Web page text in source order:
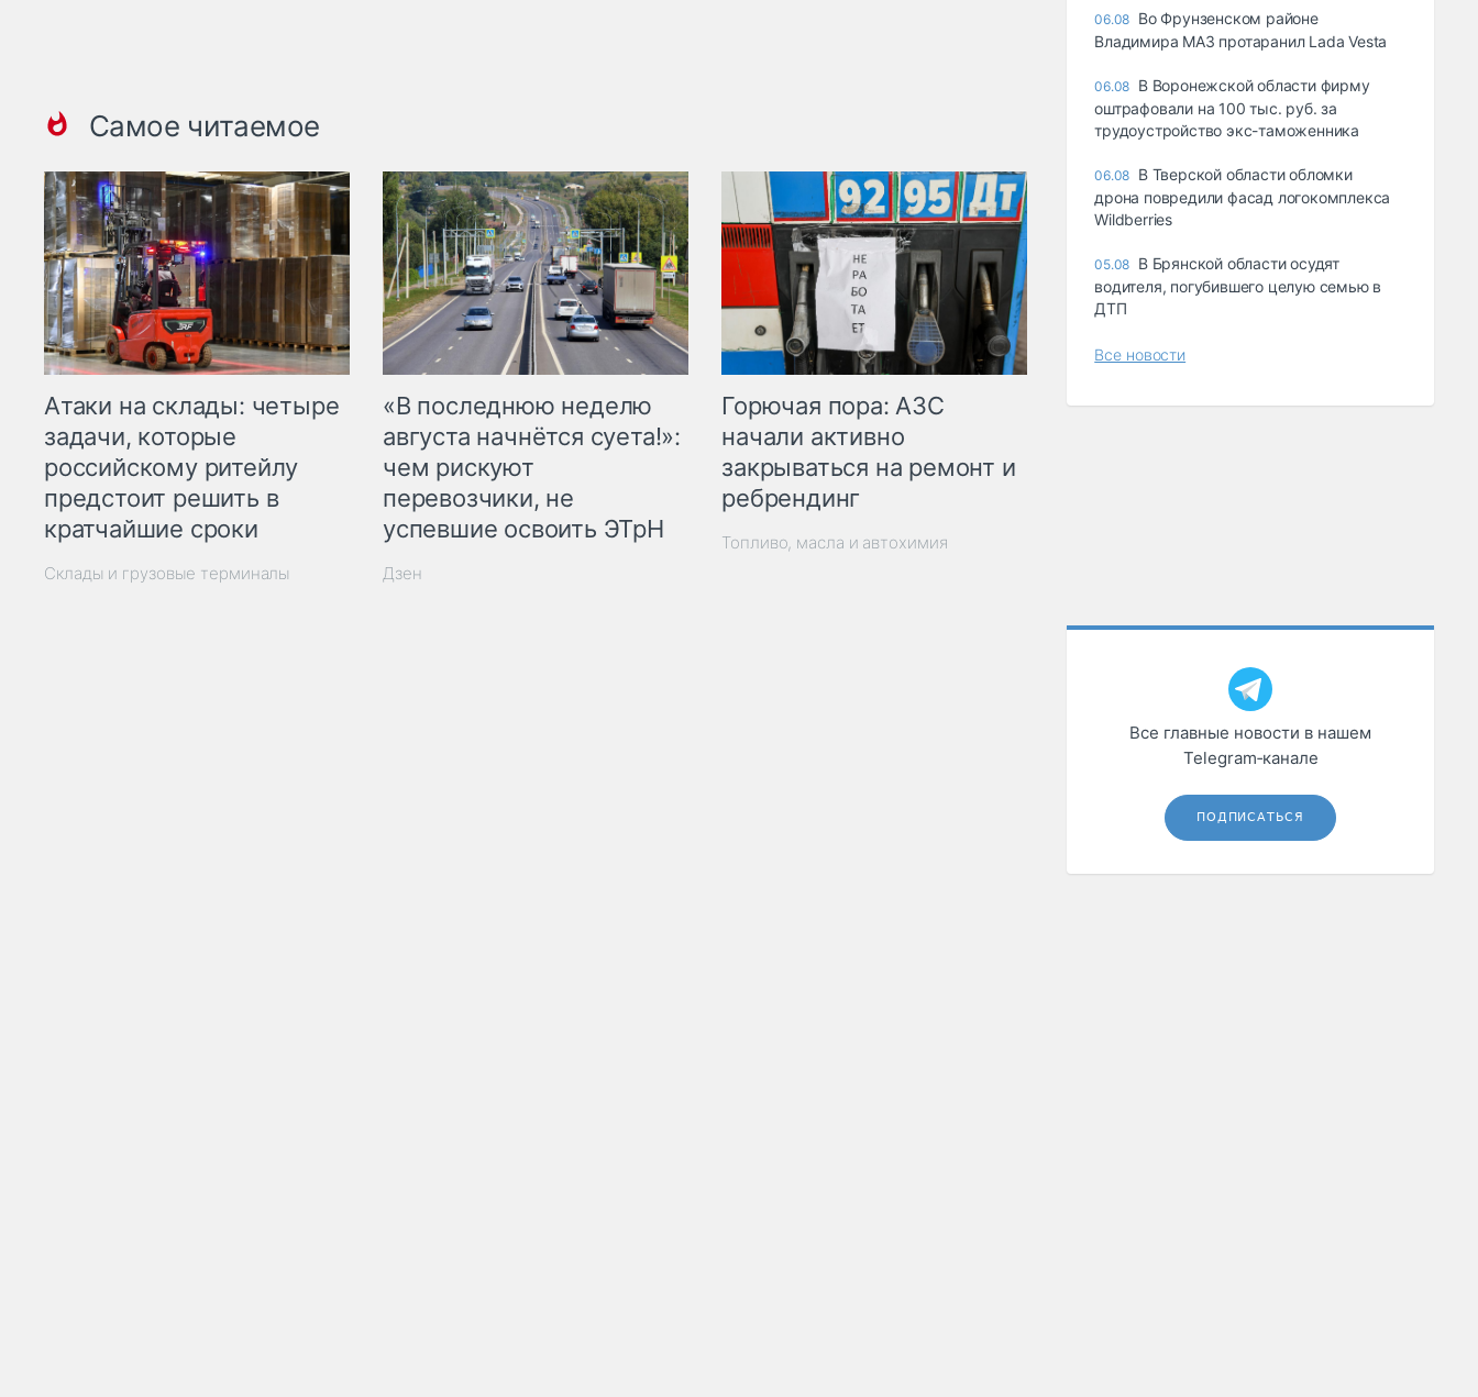
Самое читаемое
Атаки на склады: четыре
задачи, которые
российскому ритейлу
предстоит решить в
кратчайшие сроки
Склады и грузовые терминалы
«В последнюю неделю
августа начнётся суета!»:
чем рискуют
перевозчики, не
успевшие освоить ЭТрН
Дзен
Горючая пора: АЗС
начали активно
закрываться на ремонт и
ребрендинг
Топливо, масла и автохимия
06.08 Во Фрунзенском районе
Владимира МАЗ протаранил Lada Vesta
06.08 В Воронежской области фирму
оштрафовали на 100 тыс. руб. за
трудоустройство экс-таможенника
06.08 В Тверской области обломки
дрона повредили фасад логокомплекса
Wildberries
05.08 В Брянской области осудят
водителя, погубившего целую семью в
ДТП
Все новости
Все главные новости в нашем
Telegram‑канале
ПОДПИСАТЬСЯ